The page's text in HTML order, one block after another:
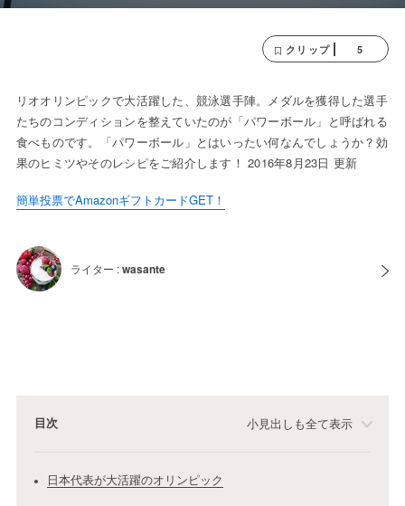
クリップ 5
リオオリンピックで大活躍した、競泳選手陣。メダルを獲得した選手
たちのコンディションを整えていたのが「パワーボール」と呼ばれる
食べものです。「パワーボール」とはいったい何なんでしょうか？効
果のヒミツやそのレシピをご紹介します！ 2016年8月23日 更新
簡単投票でAmazonギフトカードGET！
ライター :wasante
目次 小見出しも全て表示
日本代表が大活躍のオリンピック